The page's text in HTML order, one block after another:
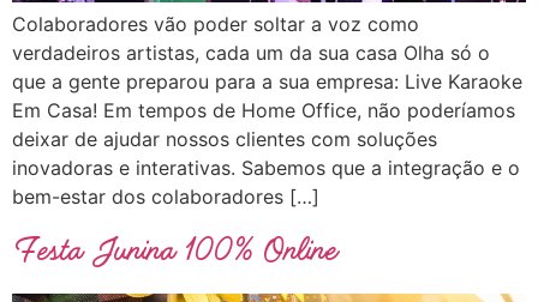
Colaboradores vão poder soltar a voz como
verdadeiros artistas, cada um da sua casa Olha só o
que a gente preparou para a sua empresa: Live Karaoke
Em Casa! Em tempos de Home Office, não poderíamos
deixar de ajudar nossos clientes com soluções
inovadoras e interativas. Sabemos que a integração e o
bem-estar dos colaboradores […]
Festa Junina 100% Online